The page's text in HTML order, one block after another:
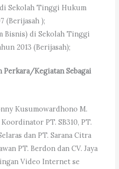
di Sekolah Tinggi Hukum
(Berijasah );
Bisnis) di Sekolah Tinggi
2013 (Berijasah);
Perkara/Kegiatan Sebagai
Kusumowardhono M.
PT. SB310, PT.
dan PT. Sarana Citra
PT. Berdon dan CV. Jaya
Video Internet se